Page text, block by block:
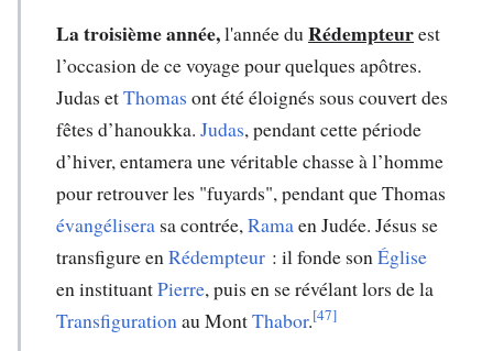
La troisième année,l'année duRédempteurest
l’occasion de ce voyage pour quelques apôtres.
Judas etThomas ont été éloignés sous couvert des
fêtes d’hanoukka. Judas, pendant cette période
d’hiver, entamera une véritable chasse à l’homme
pour retrouver les "fuyards", pendant que Thomas
évangélisera sa contrée,Ramaen Judée. Jésus se
transfigure enRédempteur : il fonde sonÉglise
en instituantPierre, puis en se révélant lors de la
Transfigurationau MontThabor.[47]